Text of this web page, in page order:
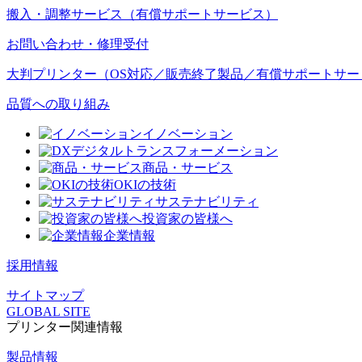
搬入・調整サービス（有償サポートサービス）
お問い合わせ・修理受付
大判プリンター（OS対応／販売終了製品／有償サポートサ
品質への取り組み
イノベーション
デジタルトランスフォーメーション
商品・サービス
OKIの技術
サステナビリティ
投資家の皆様へ
企業情報
採用情報
サイトマップ
GLOBAL SITE
プリンター関連情報
製品情報